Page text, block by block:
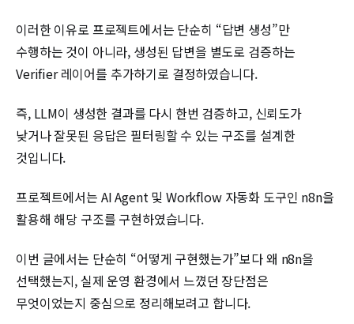
이러한 이유로 프로젝트에서는 단순히 “답변 생성”만
수행하는 것이 아니라, 생성된 답변을 별도로 검증하는
Verifier 레이어를 추가하기로 결정하였습니다.
즉, LLM이 생성한 결과를 다시 한번 검증하고, 신뢰도가
낮거나 잘못된 응답은 필터링할 수 있는 구조를 설계한
것입니다.
프로젝트에서는 AI Agent 및 Workflow 자동화 도구인 n8n을
활용해 해당 구조를 구현하였습니다.
이번 글에서는 단순히 “어떻게 구현했는가”보다 왜 n8n을
선택했는지, 실제 운영 환경에서 느꼈던 장단점은
무엇이었는지 중심으로 정리해보려고 합니다.